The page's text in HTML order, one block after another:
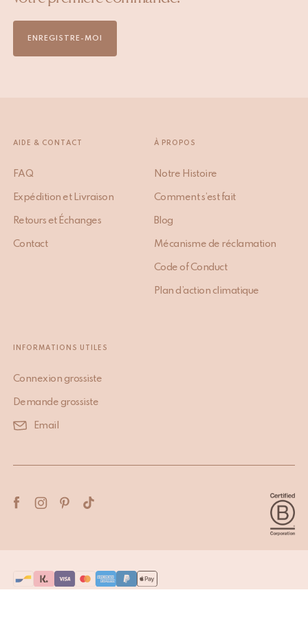
ENREGISTRE-MOI
AIDE & CONTACT
FAQ
Expédition et Livraison
Retours et Échanges
Contact
À PROPOS
Notre Histoire
Comment s’est fait
Blog
Mécanisme de réclamation
Code of Conduct
Plan d’action climatique
INFORMATIONS UTILES
Connexion grossiste
Demande grossiste
Email